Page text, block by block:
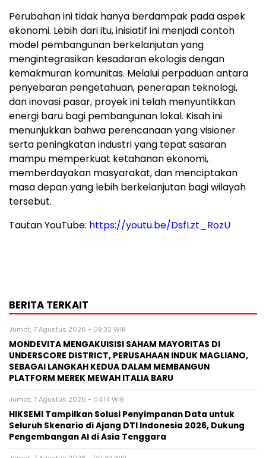
Perubahan ini tidak hanya berdampak pada aspek
ekonomi. Lebih dari itu, inisiatif ini menjadi contoh
model pembangunan berkelanjutan yang
mengintegrasikan kesadaran ekologis dengan
kemakmuran komunitas. Melalui perpaduan antara
penyebaran pengetahuan, penerapan teknologi,
dan inovasi pasar, proyek ini telah menyuntikkan
energi baru bagi pembangunan lokal. Kisah ini
menunjukkan bahwa perencanaan yang visioner
serta peningkatan industri yang tepat sasaran
mampu memperkuat ketahanan ekonomi,
memberdayakan masyarakat, dan menciptakan
masa depan yang lebih berkelanjutan bagi wilayah
tersebut.
Tautan YouTube: https://youtu.be/DsfLzt_RozU
BERITA TERKAIT
Jumat, 7 Agustus 2026 - 09:32 WIB
MONDEVITA MENGAKUISISI SAHAM MAYORITAS DI
UNDERSCORE DISTRICT, PERUSAHAAN INDUK MAGLIANO,
SEBAGAI LANGKAH KEDUA DALAM MEMBANGUN
PLATFORM MEREK MEWAH ITALIA BARU
Jumat, 7 Agustus 2026 - 04:14 WIB
HIKSEMI Tampilkan Solusi Penyimpanan Data untuk
Seluruh Skenario di Ajang DTI Indonesia 2026, Dukung
Pengembangan AI di Asia Tenggara